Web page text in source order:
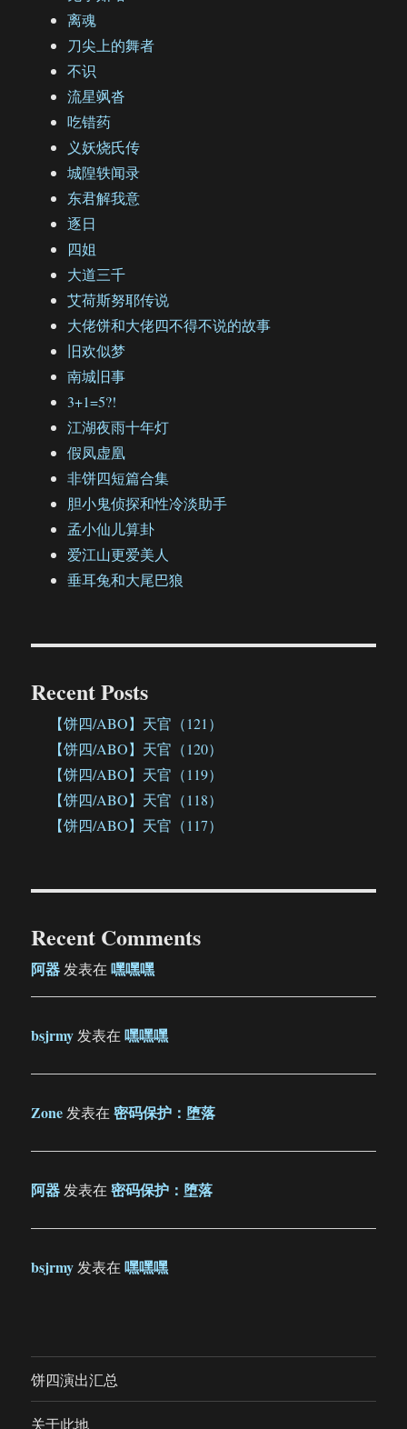
离魂
刀尖上的舞者
不识
流星飒沓
吃错药
义妖烧氏传
城隍轶闻录
东君解我意
逐日
四姐
大道三千
艾荷斯努耶传说
大佬饼和大佬四不得不说的故事
旧欢似梦
南城旧事
3+1=5?!
江湖夜雨十年灯
假凤虚凰
非饼四短篇合集
胆小鬼侦探和性冷淡助手
孟小仙儿算卦
爱江山更爱美人
垂耳兔和大尾巴狼
Recent Posts
【饼四/ABO】天官（121）
【饼四/ABO】天官（120）
【饼四/ABO】天官（119）
【饼四/ABO】天官（118）
【饼四/ABO】天官（117）
Recent Comments
阿器发表在嘿嘿嘿
bsjrmy发表在嘿嘿嘿
Zone发表在密码保护：堕落
阿器发表在密码保护：堕落
bsjrmy发表在嘿嘿嘿
饼四演出汇总
关于此地